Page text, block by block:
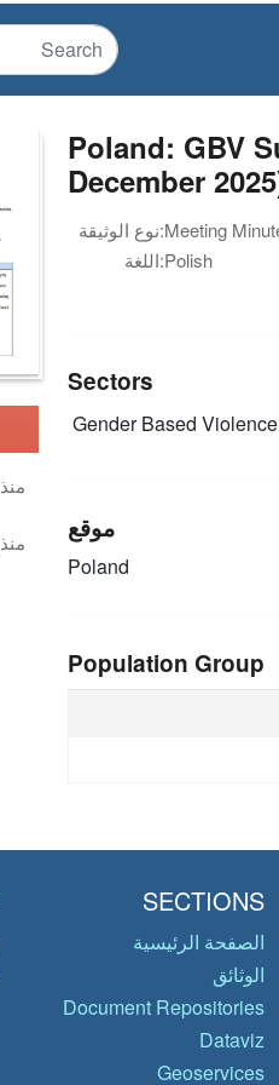
Poland: GBV
December
نوع الوثيقة:Meeting
اللغة:Polish
Sectors
Gender Based Violence
موقع
Poland
Population Group
SECTIONS
الصفحة الرئيسية
الوثائق
Document Repositories
Dataviz
Geoservices